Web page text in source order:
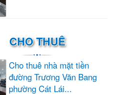
CHO THUÊ
Cho thuê nhà mặt tiền
đường Trương Văn Bang
phường Cát Lái...